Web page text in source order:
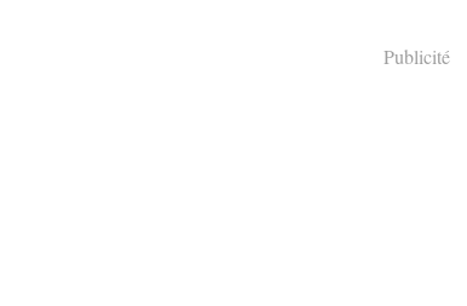
Publicité